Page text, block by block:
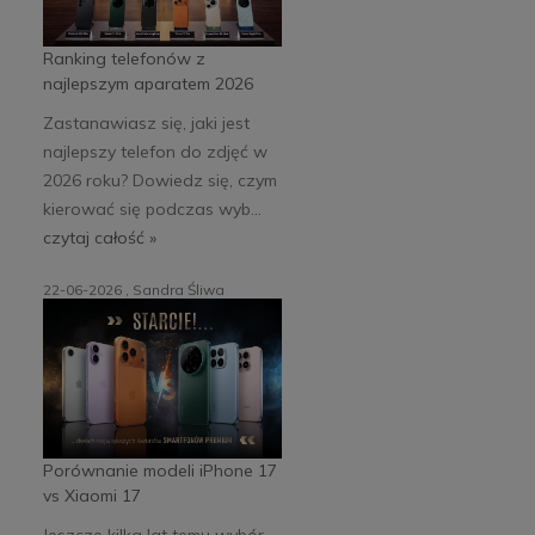
Ranking telefonów z
najlepszym aparatem 2026
Zastanawiasz się, jaki jest
najlepszy telefon do zdjęć w
2026 roku? Dowiedz się, czym
kierować się podczas wyb...
czytaj całość »
Porównanie modeli iPhone 17
vs Xiaomi 17
22-06-2026 , Sandra Śliwa